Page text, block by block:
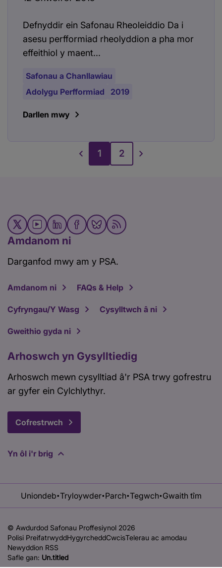
Defnyddir ein Safonau Rheoleiddio Da i
asesu perfformiad rheolyddion a pha mor
effeithiol y maent...
Safonau a Chanllawiau
Adolygu Perfformiad
2019
Darllen mwy
1 2
Amdanom ni
Darganfod mwy am y PSA.
Amdanom ni FAQs & Help
Cyfryngau/Y Wasg Cysylltwch â ni
Gweithio gyda ni
Arhoswch yn Gysylltiedig
Arhoswch mewn cysylltiad â'r PSA trwy gofrestru
ar gyfer ein Cylchlythyr.
Cofrestrwch
Yn ôl i'r brig
Uniondeb•Tryloywder• Parch•Tegwch• Gwaith tîm
© Awdurdod Safonau Proffesiynol 2026
Polisi PreifatrwyddHygyrcheddCwcisTelerau ac amodau
Newyddion RSS
Safle gan: Un.titled